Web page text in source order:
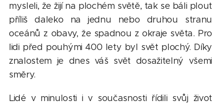
mysleli, že žijí na plochém světě, tak se báli plout
příliš daleko na jednu nebo druhou stranu
oceánů z obavy, že spadnou z okraje světa. Pro
lidi před pouhými 400 lety byl svět plochý. Díky
znalostem je dnes váš svět dosažitelný všemi
směry.
Lidé v minulosti i v současnosti řídili svůj život